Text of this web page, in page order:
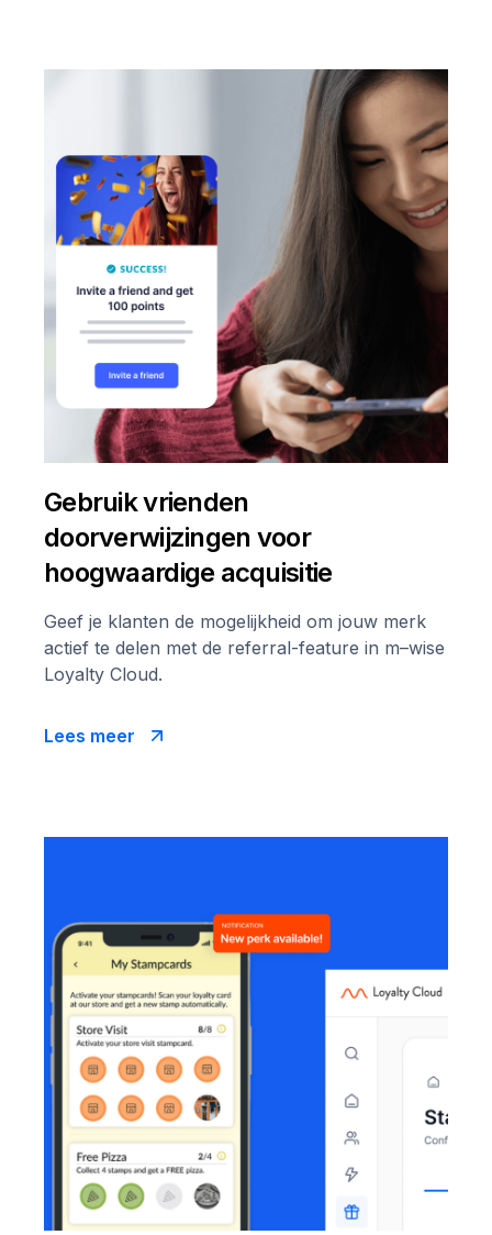
Gebruik vrienden
doorverwijzingen voor
hoogwaardige acquisitie
Geef je klanten de mogelijkheid om jouw merk
actief te delen met de referral-feature in m–wise
Loyalty Cloud.
Lees meer